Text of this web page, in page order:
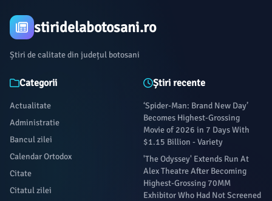
stiridelabotosani.ro
Știri de calitate din județul botosani
Categorii
Actualitate
Administratie
Bancul zilei
Calendar Ortodox
Citate
Citatul zilei
Știri recente
‘Spider-Man: Brand New Day’
Becomes Highest-Grossing
Movie of 2026 in 7 Days With
$1.15 Billion - Variety
'The Odyssey' Extends Run At
Alex Theatre After Becoming
Highest-Grossing 70MM
Exhibitor Who Had Not Screened